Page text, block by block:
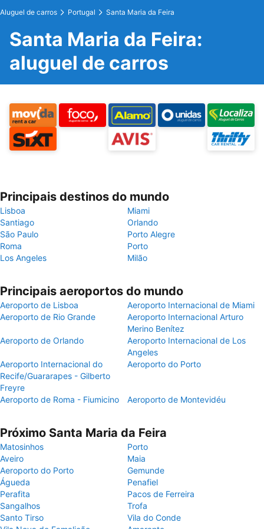
Aluguel de carros Portugal Santa Maria da Feira
Santa Maria da Feira:
aluguel de carros
Principais destinos do mundo
Lisboa
Miami
Santiago
Orlando
São Paulo
Porto Alegre
Roma
Porto
Los Angeles
Milão
Principais aeroportos do mundo
Aeroporto de Lisboa
Aeroporto Internacional de Miami
Aeroporto de Rio Grande
Aeroporto Internacional Arturo
Merino Benítez
Aeroporto de Orlando
Aeroporto Internacional de Los
Angeles
Aeroporto Internacional do
Recife/Guararapes - Gilberto
Freyre
Aeroporto do Porto
Aeroporto de Roma - Fiumicino Aeroporto de Montevidéu
Próximo Santa Maria da Feira
Matosinhos
Porto
Aveiro
Maia
Aeroporto do Porto
Gemunde
Águeda
Penafiel
Perafita
Pacos de Ferreira
Sangalhos
Trofa
Santo Tirso
Vila do Conde